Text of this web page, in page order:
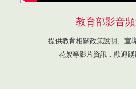
教育部影音
提供教育相關政策說明、宣
花絮等影片資訊，歡迎踴